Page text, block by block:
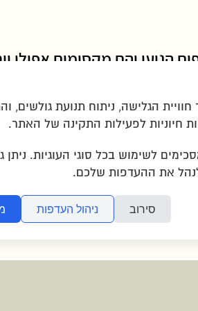
הגיעו והם מקסימים אפילו
איזור תעשייה שילת ליד
הגלישה, ניתוח תנועת גולשים,
חיוניות לפעילות התקינה של האתר.
לשימוש בכל סוגי העוגיות. ניתן
את ההעדפות שלכם.
סירוב ניהול העדפות